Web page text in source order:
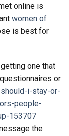
online is
women of
is best for
one that
or
i-stay-or-
people-
153707
the